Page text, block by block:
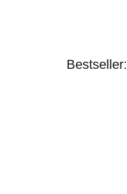
Bestseller: